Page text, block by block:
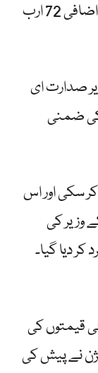
فیصد اضافہ کیا گیا ہے، جس کا مقصد اضافی 72 ارب
صدارت ای
ارب روپے کی ضمنی
سکی اور اس
وزیر کی
دیا گیا۔
کی نئی قیمتوں کی
نے پیش کی